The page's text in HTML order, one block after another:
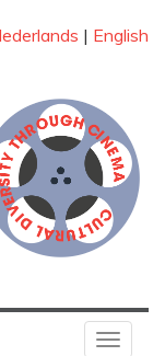
| English
Toggle